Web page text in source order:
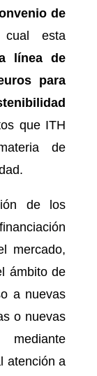
de
esta
línea de
para
que ITH
de
de los
mercado,
ámbito de
a nuevas
o nuevas
atención a